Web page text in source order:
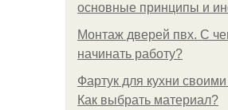
основные принципы и
Монтаж дверей пвх. С
начинать работу?
Фартук для кухни
Как выбрать материал?